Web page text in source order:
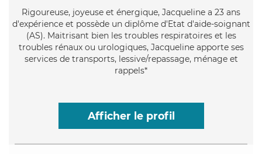
Rigoureuse, joyeuse et énergique, Jacqueline a 23 ans
d'expérience et possède un diplôme d'Etat d'aide-soignant
(AS). Maitrisant bien les troubles respiratoires et les
troubles rénaux ou urologiques, Jacqueline apporte ses
services de transports, lessive/repassage, ménage et
rappels*
Afficher le profil